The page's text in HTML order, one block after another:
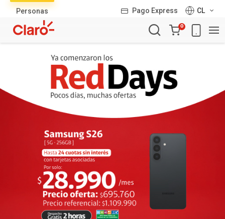
Personas Pago Express
CL
Carro
de
0
productos